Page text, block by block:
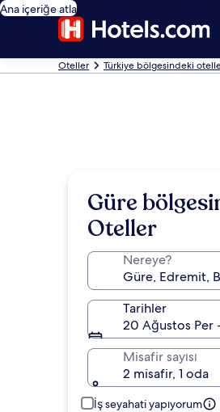
Ana içeriğe atla
Oteller Türkiye bölgesindeki
Güre
Oteller
Nereye?
Tarihler
20 Ağustos Per
Misafir sayısı
2 misafir, 1 oda
İş seyahati yapıyorum